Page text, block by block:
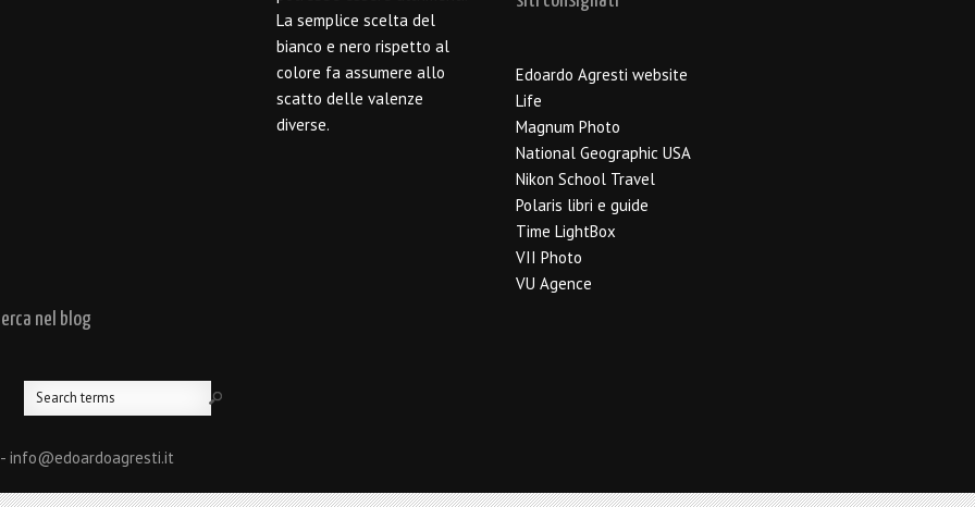
La semplice scelta del
bianco e nero rispetto al
colore fa assumere allo
scatto delle valenze
diverse.
Edoardo Agresti website
Life
Magnum Photo
National Geographic USA
Nikon School Travel
Polaris libri e guide
Time LightBox
VII Photo
VU Agence
nel blog
info@edoardoagresti.it